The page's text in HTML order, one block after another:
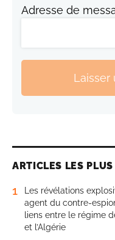
Adresse de
Laisser
ARTICLES LES
1
Les révélations
agent du contre-
liens entre le régime
et l’Algérie